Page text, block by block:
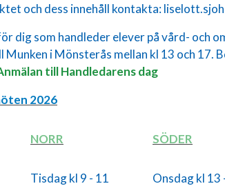
och dess innehåll kontakta:
dig som handleder elever på vård- och
i Mönsterås mellan kl 13 och 17.
till Handledarens dag
2026
NORR SÖDER
Tisdag kl 9 - 11
Onsdag kl 13